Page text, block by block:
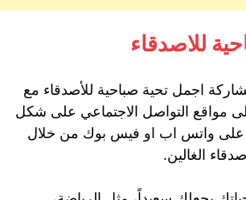
للاصدقاء
اجمل تحية صباحية للأصدقاء مع
مواقع التواصل الاجتماعي على شكل
على واتس اب او فيس بوك من خلال
الغالين.